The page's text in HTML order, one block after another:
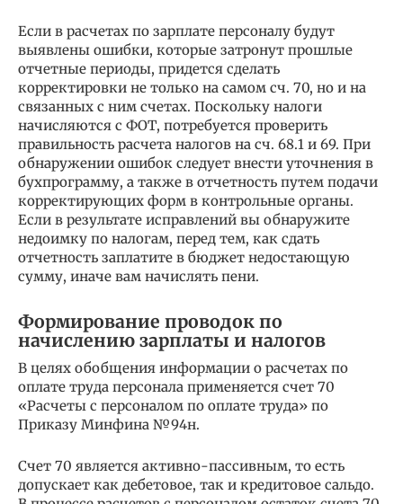
Если в расчетах по зарплате персоналу будут
выявлены ошибки, которые затронут прошлые
отчетные периоды, придется сделать
корректировки не только на самом сч. 70, но и на
связанных с ним счетах. Поскольку налоги
начисляются с ФОТ, потребуется проверить
правильность расчета налогов на сч. 68.1 и 69. При
обнаружении ошибок следует внести уточнения в
бухпрограмму, а также в отчетность путем подачи
корректирующих форм в контрольные органы.
Если в результате исправлений вы обнаружите
недоимку по налогам, перед тем, как сдать
отчетность заплатите в бюджет недостающую
сумму, иначе вам начислять пени.
Формирование проводок по
начислению зарплаты и налогов
В целях обобщения информации о расчетах по
оплате труда персонала применяется счет 70
«Расчеты с персоналом по оплате труда» по
Приказу Минфина №94н.
Счет 70 является активно-пассивным, то есть
допускает как дебетовое, так и кредитовое сальдо.